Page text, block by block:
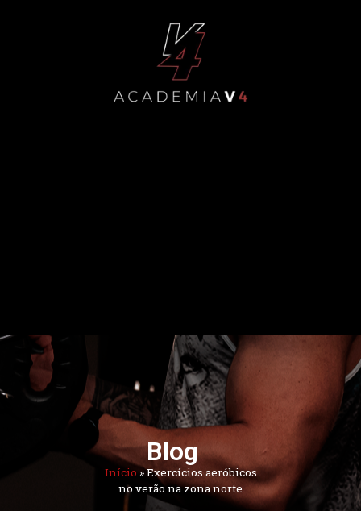
Blog
Início »Exercícios aeróbicos
no verão na zona norte